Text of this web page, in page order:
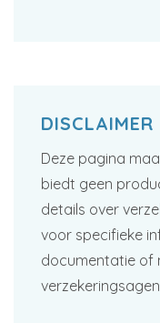
DISCLAIMER
Deze pagina
biedt geen
details over
voor specifieke
documentatie of